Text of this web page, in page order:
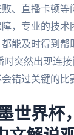
、直播卡顿等
，专业的技术
能及时得到帮
时突然出现连
错过关键的比
世界杯